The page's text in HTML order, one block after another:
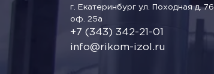
г. Екатеринбург ул. Походная д. 76
оф. 25а
+7 (343) 342-21-01
info@rikom-izol.ru